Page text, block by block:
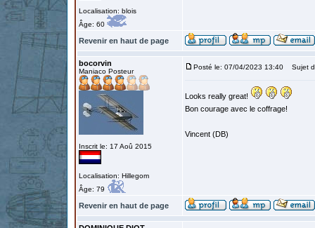
Localisation: blois
Âge: 60
Revenir en haut de page
bocorvin
Maniaco Posteur
Inscrit le: 17 Aoû 2015
Localisation: Hillegom
Âge: 79
Posté le: 07/04/2023 13:40 Sujet
Looks really great!
Bon courage avec le coffrage!
Vincent (DB)
Revenir en haut de page